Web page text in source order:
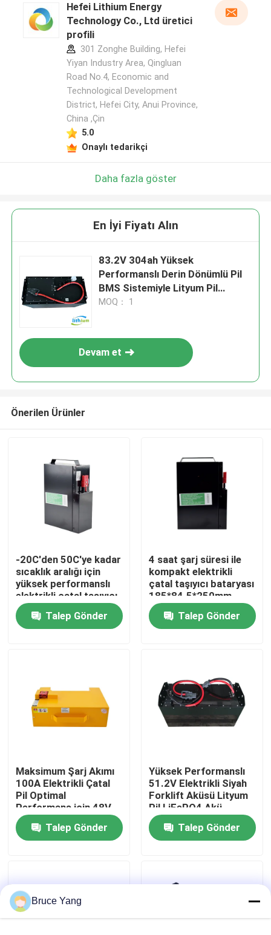
Ev
Ürünler
Fabrika turu
Bir teklif isteği
forklift lityum pil
48 Volt Lityum İyon Forklift Pil
Hefei Lithium Energy
Technology Co., Ltd üretici
profili
301 Zonghe Building, Hefei
Yiyan Industry Area, Qingluan
Road No.4, Economic and
Technological Development
District, Hefei City, Anui Province,
China ,Çin
5.0
Onaylı tedarikçi
Daha fazla göster
En İyi Fiyatı Alın
83.2V 304ah Yüksek
Performanslı Derin Dönümlü Pil
BMS Sistemiyle Lityum Pil
Forklift / Golf Arabası için
MOQ： 1
Devam et
Önerilen Ürünler
-20C'den 50C'ye kadar
sıcaklık aralığı için
yüksek performanslı
elektrikli çatal taşıyıcı
bataryası
Talep Gönder
4 saat şarj süresi ile
kompakt elektrikli
çatal taşıyıcı bataryası
185*84.5*250mm
Talep Gönder
Maksimum Şarj Akımı
100A Elektrikli Çatal
Pil Optimal
Performans için 48V
Voltaj
Talep Gönder
Yüksek Performanslı
51.2V Elektrikli Siyah
Forklift Aküsü Lityum
Pil LiFePO4 Akü
Talep Gönder
Bruce Yang